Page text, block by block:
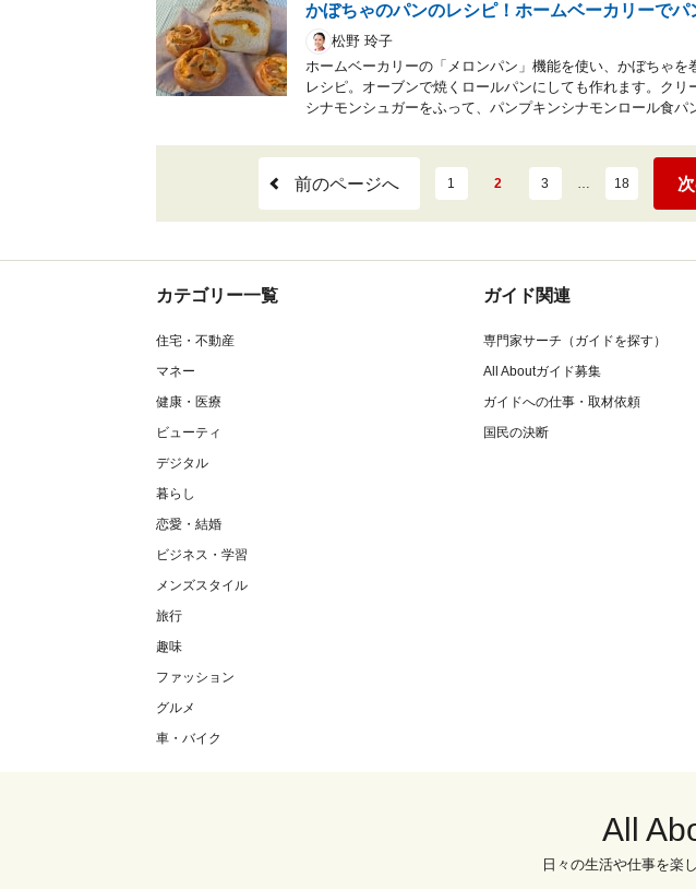
かぼちゃのパンのレシピ！ホームベーカリーで
松野 玲子
ホームベーカリーの「メロンパン」機能を使い、かぼちゃを
レシピ。オーブンで焼くロールパンにしても作れます。ク
シナモンシュガーをふって、パンプキンシナモンロール食パ
前のページへ 1 2 3 … 18
カテゴリー一覧
住宅・不動産
マネー
健康・医療
ビューティ
デジタル
暮らし
恋愛・結婚
ビジネス・学習
メンズスタイル
旅行
趣味
ファッション
グルメ
車・バイク
ガイド関連
専門家サーチ（ガイドを探す）
All Aboutガイド募集
ガイドへの仕事・取材依頼
国民の決断
All
日々の生活や仕事を楽